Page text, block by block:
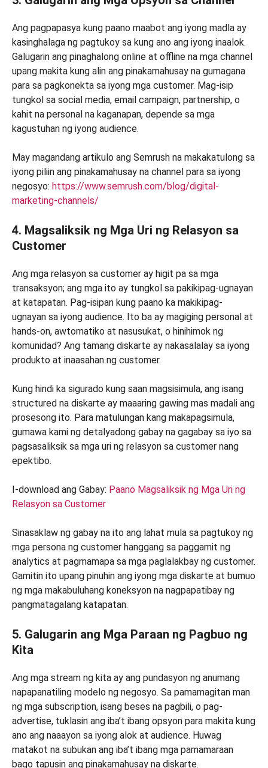
Ang pagpapasya kung paano maabot ang iyong madla ay
kasinghalaga ng pagtukoy sa kung ano ang iyong inaalok.
Galugarin ang pinaghalong online at offline na mga channel
upang makita kung alin ang pinakamahusay na gumagana
para sa pagkonekta sa iyong mga customer. Mag-isip
tungkol sa social media, email campaign, partnership, o
kahit na personal na kaganapan, depende sa mga
kagustuhan ng iyong audience.
May magandang artikulo ang Semrush na makakatulong sa
iyong piliin ang pinakamahusay na channel para sa iyong
negosyo: https://www.semrush.com/blog/digital-
marketing-channels/
4. Magsaliksik ng Mga Uri ng Relasyon sa
Customer
Ang mga relasyon sa customer ay higit pa sa mga
transaksyon; ang mga ito ay tungkol sa pakikipag-ugnayan
at katapatan. Pag-isipan kung paano ka makikipag-
ugnayan sa iyong audience. Ito ba ay magiging personal at
hands-on, awtomatiko at nasusukat, o hinihimok ng
komunidad? Ang tamang diskarte ay nakasalalay sa iyong
produkto at inaasahan ng customer.
Kung hindi ka sigurado kung saan magsisimula, ang isang
structured na diskarte ay maaaring gawing mas madali ang
prosesong ito. Para matulungan kang makapagsimula,
gumawa kami ng detalyadong gabay na gagabay sa iyo sa
pagsasaliksik sa mga uri ng relasyon sa customer nang
epektibo.
I-download ang Gabay: Paano Magsaliksik ng Mga Uri ng
Relasyon sa Customer
Sinasaklaw ng gabay na ito ang lahat mula sa pagtukoy ng
mga persona ng customer hanggang sa paggamit ng
analytics at pagmamapa sa mga paglalakbay ng customer.
Gamitin ito upang pinuhin ang iyong mga diskarte at bumuo
ng mga makabuluhang koneksyon na nagpapatibay ng
pangmatagalang katapatan.
5. Galugarin ang Mga Paraan ng Pagbuo ng
Kita
Ang mga stream ng kita ay ang pundasyon ng anumang
napapanatiling modelo ng negosyo. Sa pamamagitan man
ng mga subscription, isang beses na pagbili, o pag-
advertise, tuklasin ang iba’t ibang opsyon para makita kung
ano ang naaayon sa iyong alok at audience. Huwag
matakot na subukan ang iba’t ibang mga pamamaraan
bago tapusin ang pinakamahusay na diskarte.